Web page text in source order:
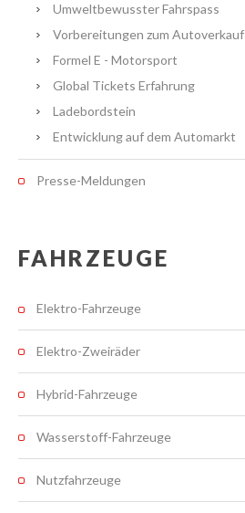
Umweltbewusster Fahrspass
Vorbereitungen zum Autoverkauf
Formel E - Motorsport
Global Tickets Erfahrung
Ladebordstein
Entwicklung auf dem Automarkt
Presse-Meldungen
FAHRZEUGE
Elektro-Fahrzeuge
Elektro-Zweiräder
Hybrid-Fahrzeuge
Wasserstoff-Fahrzeuge
Nutzfahrzeuge